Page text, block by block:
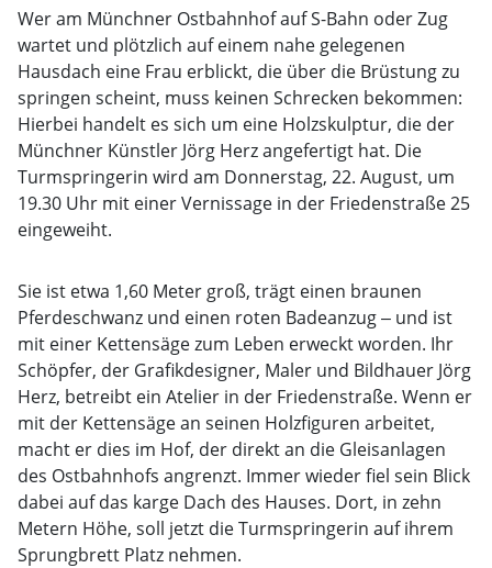
Wer am Münchner Ostbahnhof auf S-Bahn oder Zug
wartet und plötzlich auf einem nahe gelegenen
Hausdach eine Frau erblickt, die über die Brüstung zu
springen scheint, muss keinen Schrecken bekommen:
Hierbei handelt es sich um eine Holzskulptur, die der
Münchner Künstler Jörg Herz angefertigt hat. Die
Turmspringerin wird am Donnerstag, 22. August, um
19.30 Uhr mit einer Vernissage in der Friedenstraße 25
eingeweiht.
Sie ist etwa 1,60 Meter groß, trägt einen braunen
Pferdeschwanz und einen roten Badeanzug ‒ und ist
mit einer Kettensäge zum Leben erweckt worden. Ihr
Schöpfer, der Grafikdesigner, Maler und Bildhauer Jörg
Herz, betreibt ein Atelier in der Friedenstraße. Wenn er
mit der Kettensäge an seinen Holzfiguren arbeitet,
macht er dies im Hof, der direkt an die Gleisanlagen
des Ostbahnhofs angrenzt. Immer wieder fiel sein Blick
dabei auf das karge Dach des Hauses. Dort, in zehn
Metern Höhe, soll jetzt die Turmspringerin auf ihrem
Sprungbrett Platz nehmen.